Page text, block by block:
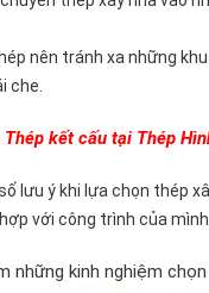
nên tránh xa những
che.
kết cấu tại Thép
lưu ý khi lựa chọn thép
với công trình của mình.
những kinh nghiệm